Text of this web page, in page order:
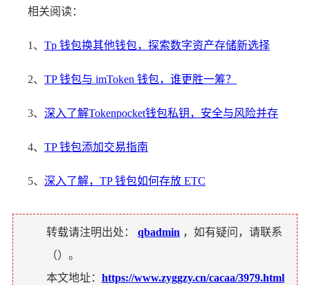
相关阅读：
1、 Tp 钱包换其他钱包，探索数字资产存储新选择
2、 TP 钱包与 imToken 钱包，谁更胜一筹？
3、 深入了解Tokenpocket钱包私钥，安全与风险并存
4、 TP 钱包添加交易指南
5、 深入了解，TP 钱包如何存放 ETC
转载请注明出处： qbadmin ，如有疑问，请联系
（）。
本文地址： https://www.zyggzy.cn/cacaa/3979.html